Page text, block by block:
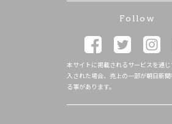
Follow
本サイトに掲載されるサービスを通
入された場合、売上の一部が朝日新
る事があります。